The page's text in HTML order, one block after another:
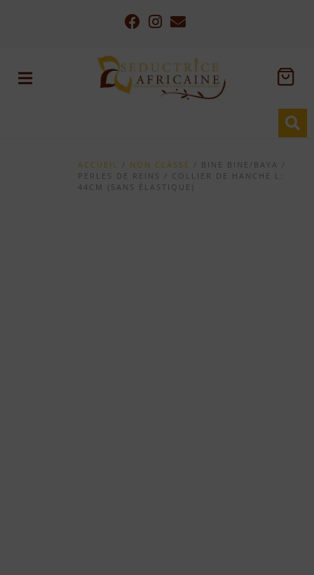
ACCUEIL / NON CLASSÉ / BINE BINE/BAYA /
PERLES DE REINS / COLLIER DE HANCHE L:
44CM (SANS ÉLASTIQUE)